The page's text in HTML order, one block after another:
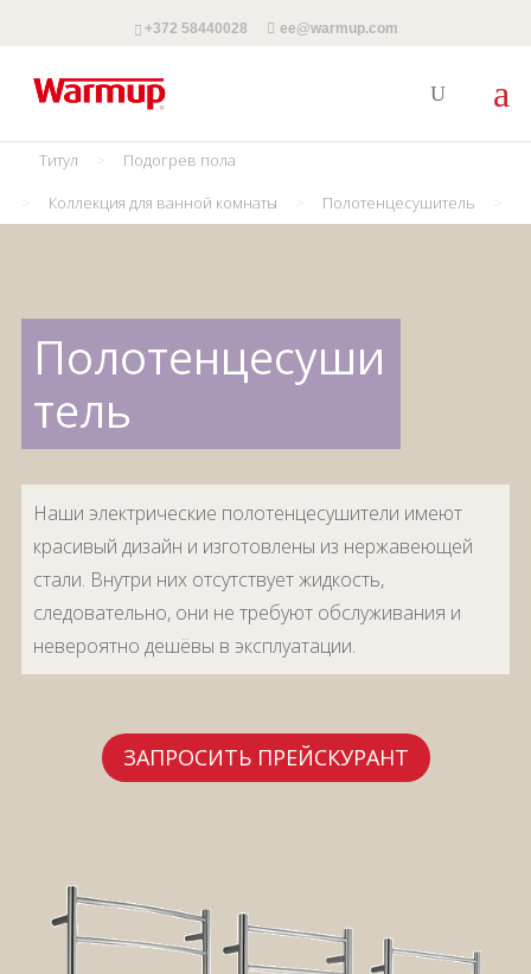
+372 58440028 ee@warmup.com
Титул >
Подогрев пола
>
Коллекция для ванной комнаты > Полотенцесушитель >
Полотенцесуши
тель
Наши электрические полотенцесушители имеют
красивый дизайн и изготовлены из нержавеющей
стали. Внутри них отсутствует жидкость,
следовательно, они не требуют обслуживания и
невероятно дешёвы в эксплуатации.
ЗАПРОСИТЬ ПРЕЙСКУРАНТ